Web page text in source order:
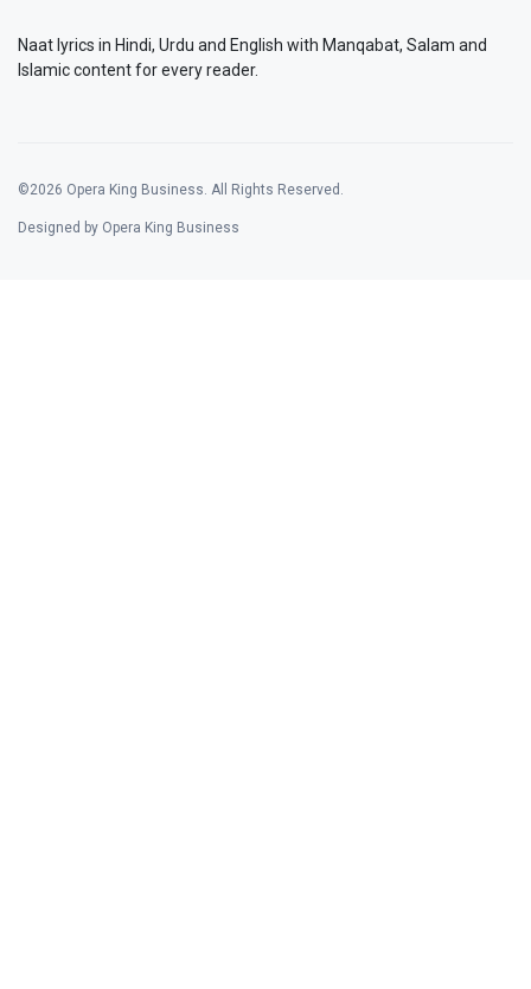
Naat lyrics in Hindi, Urdu and English with Manqabat, Salam and
Islamic content for every reader.
©2026 Opera King Business. All Rights Reserved.
Designed by Opera King Business